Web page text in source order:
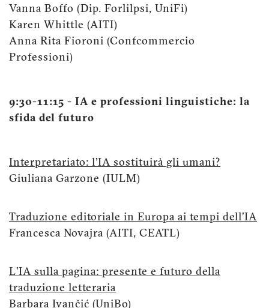
Vanna Boffo (Dip. Forlilpsi, UniFi)
Karen Whittle (AITI)
Anna Rita Fioroni (Confcommercio
Professioni)
9:30-11:15 - IA e professioni linguistiche: la
sfida del futuro
Interpretariato: l’IA sostituirà gli umani?
Giuliana Garzone (IULM)
Traduzione editoriale in Europa ai tempi dell’IA
Francesca Novajra (AITI, CEATL)
L’IA sulla pagina: presente e futuro della
traduzione letteraria
Barbara Ivančić (UniBo)